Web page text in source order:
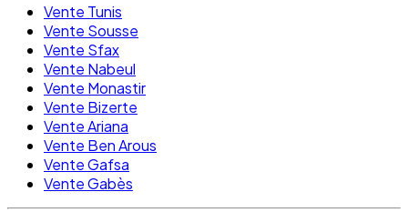
Vente Tunis
Vente Sousse
Vente Sfax
Vente Nabeul
Vente Monastir
Vente Bizerte
Vente Ariana
Vente Ben Arous
Vente Gafsa
Vente Gabès